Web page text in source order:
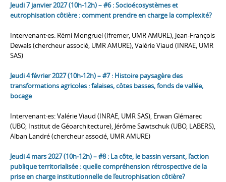
Jeudi 7 janvier 2027 (10h-12h) – #6 : Socioécosystèmes et
eutrophisation côtière : comment prendre en charge la complexité?
Intervenant·es: Rémi Mongruel (Ifremer, UMR AMURE), Jean-François
Dewals (chercheur associé, UMR AMURE), Valérie Viaud (INRAE, UMR
SAS)
Jeudi 4 février 2027 (10h-12h) – #7 : Histoire paysagère des
transformations agricoles : falaises, côtes basses, fonds de vallée,
bocage
Intervenant·es: Valérie Viaud (INRAE, UMR SAS), Erwan Glémarec
(UBO, Institut de Géoarchitecture), Jérôme Sawtschuk (UBO, LABERS),
Alban Landré (chercheur associé, UMR AMURE)
Jeudi 4 mars 2027 (10h-12h) – #8 : La côte, le bassin versant, l’action
publique territorialisée : quelle compréhension rétrospective de la
prise en charge institutionnelle de l’eutrophisation côtière?